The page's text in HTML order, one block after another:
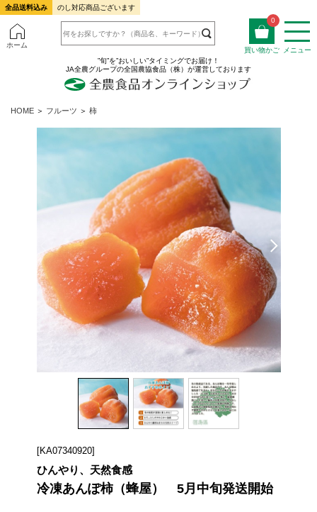
全品送料込み のし対応商品ございます
ホーム
0
買い物かご
メニュー
”旬”を”おいしい”タイミングでお届け！
JA全農グループの全国農協食品（株）が運営しております
HOME ＞ フルーツ ＞ 柿
[KA07340920]
ひんやり、天然食感
冷凍あんぽ柿（蜂屋） 5月中旬発送開始